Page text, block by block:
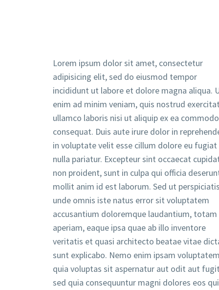
Lorem ipsum dolor sit amet, consectetur
adipisicing elit, sed do eiusmod tempor
incididunt ut labore et dolore magna aliqua.
enim ad minim veniam, quis nostrud
ullamco laboris nisi ut aliquip ex ea commodo
consequat. Duis aute irure dolor in
in voluptate velit esse cillum dolore eu fugiat
nulla pariatur. Excepteur sint occaecat
non proident, sunt in culpa qui officia
mollit anim id est laborum. Sed ut perspiciatis
unde omnis iste natus error sit voluptatem
accusantium doloremque laudantium, totam
aperiam, eaque ipsa quae ab illo inventore
veritatis et quasi architecto beatae vitae
sunt explicabo. Nemo enim ipsam voluptatem
quia voluptas sit aspernatur aut odit aut
sed quia consequuntur magni dolores eos qui